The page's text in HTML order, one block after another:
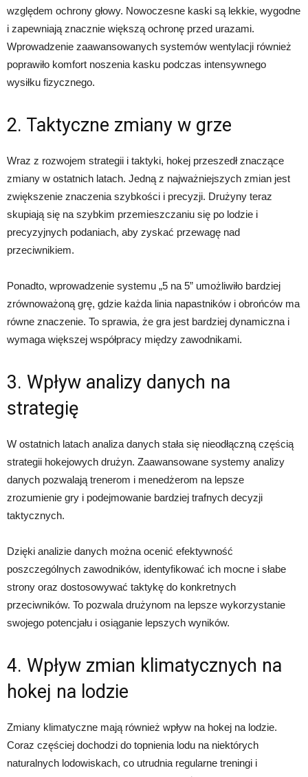
względem ochrony głowy. Nowoczesne kaski są lekkie, wygodne
i zapewniają znacznie większą ochronę przed urazami.
Wprowadzenie zaawansowanych systemów wentylacji również
poprawiło komfort noszenia kasku podczas intensywnego
wysiłku fizycznego.
2. Taktyczne zmiany w grze
Wraz z rozwojem strategii i taktyki, hokej przeszedł znaczące
zmiany w ostatnich latach. Jedną z najważniejszych zmian jest
zwiększenie znaczenia szybkości i precyzji. Drużyny teraz
skupiają się na szybkim przemieszczaniu się po lodzie i
precyzyjnych podaniach, aby zyskać przewagę nad
przeciwnikiem.
Ponadto, wprowadzenie systemu „5 na 5” umożliwiło bardziej
zrównoważoną grę, gdzie każda linia napastników i obrońców ma
równe znaczenie. To sprawia, że ​​gra jest bardziej dynamiczna i
wymaga większej współpracy między zawodnikami.
3. Wpływ analizy danych na
strategię
W ostatnich latach analiza danych stała się nieodłączną częścią
strategii hokejowych drużyn. Zaawansowane systemy analizy
danych pozwalają trenerom i menedżerom na lepsze
zrozumienie gry i podejmowanie bardziej trafnych decyzji
taktycznych.
Dzięki analizie danych można ocenić efektywność
poszczególnych zawodników, identyfikować ich mocne i słabe
strony oraz dostosowywać taktykę do konkretnych
przeciwników. To pozwala drużynom na lepsze wykorzystanie
swojego potencjału i osiąganie lepszych wyników.
4. Wpływ zmian klimatycznych na
hokej na lodzie
Zmiany klimatyczne mają również wpływ na hokej na lodzie.
Coraz częściej dochodzi do topnienia lodu na niektórych
naturalnych lodowiskach, co utrudnia regularne treningi i